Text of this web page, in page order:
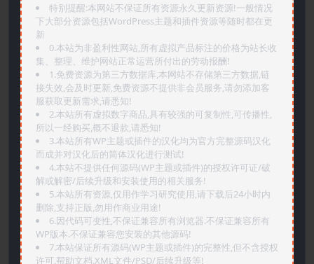
特别提醒:本网站不保证所有资源永久更新资源!一般情况
下大部分资源包括WordPress主题和插件资源等随时都在更
新
0.本站为非盈利性网站,所有虚拟产品标注的价格为站长收
集、整理、维护网站正常运营所付出的劳动报酬!
1.免费资源为第三方数据库,本网站不存储第三方数据,链
接失效,会及时更新,免费资源不提供非会员服务,请勿添加客
服获取更新需求,请悉知!
2.本站所有虚拟数字商品,具有较强的可复制性,可传播性,
所以一经购买,概不退款,请悉知!
3.本站所有WP主题或插件的汉化均为官方完整源码汉化
而成并对汉化后的简体汉化进行测试!
4.本站不提供任何源码(WP主题或插件)的授权许可证/破
解或解密/后续升级和安装使用的相关服务!
5.本站所有资源,仅用作学习研究使用,请下载后24小时内
删除,支持正版,勿用作商业用途!
6.因代码可变性,不保证兼容所有浏览器.不保证兼容所有
WP版本.不保证兼容您安装的其他源码!
7.本站保证所有源码(WP主题或插件)的完整性,但不含授权
许可.帮助文档.XML文件/PSD/后续升级等!